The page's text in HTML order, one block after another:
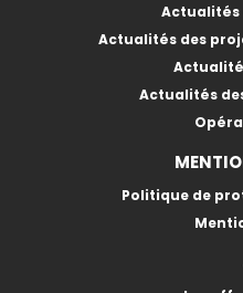
Actualités
Actualités des
Actualités
Politique de